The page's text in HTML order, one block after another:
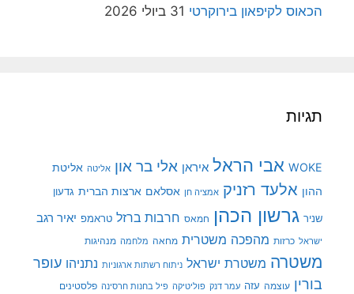
הכאוס לקיפאון בירוקרטי 31 ביולי 2026
תגיות
WOKE אבי הראל איראן אלי בר און אליטה אליטת
ההון אלעד רזניק אמציה חן אסלאם ארצות הברית גדעון
שניר גרשון הכהן חמאס חרבות ברזל טראמפ יאיר רגב
ישראל כרזות מהפכה משטרית מחאה מלחמה מנהיגות
משטרה משטרת ישראל ניתוח רשתות ארגוניות נתניהו עופר
בורין עוצמה עזה עמר דנק פוליטיקה פיל בחנות חרסינה פלסטינים